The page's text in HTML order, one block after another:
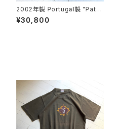
2002年製 Portugal製 "Pata
gonia" synchilla snap-T pu
llover
¥30,800